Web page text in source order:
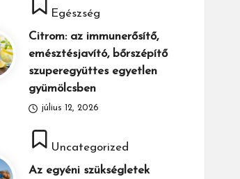
Egészség
Citrom: az immunerősítő,
emésztésjavító, bőrszépítő
szuperegyüttes egyetlen
gyümölcsben
július 12, 2026
Uncategorized
Az egyéni szükségletek